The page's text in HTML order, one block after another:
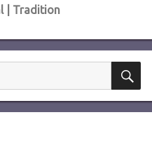
| Tradition